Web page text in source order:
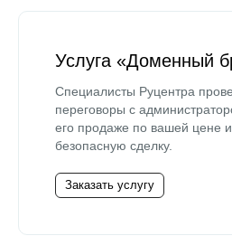
Услуга «Доменный
Специалисты Руцентра
переговоры с
его продаже по вашей цене
безопасную сделку.
Заказать услугу